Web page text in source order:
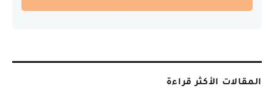
المقالات الأكثر قراءة